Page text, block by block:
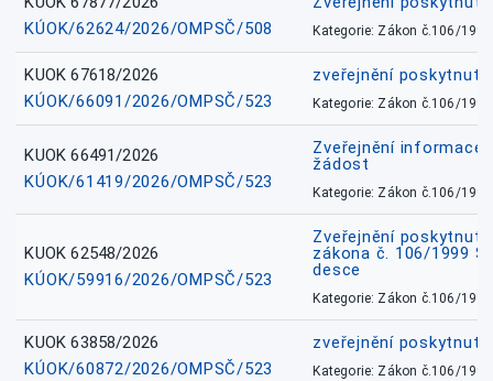
KÚOK/62624/2026/OMPSČ/508
Kategorie: Zákon č.106/1999
KUOK 67618/2026
KÚOK/66091/2026/OMPSČ/523
zveřejnění
Kategorie: Zákon č.106/1999
KUOK 66491/2026
KÚOK/61419/2026/OMPSČ/523
Zveřejnění informace
žádost
Kategorie: Zákon č.106/1999
KUOK 62548/2026
KÚOK/59916/2026/OMPSČ/523
Zveřejnění
zákona č. 106/1999
desce
Kategorie: Zákon č.106/1999
KUOK 63858/2026
KÚOK/60872/2026/OMPSČ/523
zveřejnění
Kategorie: Zákon č.106/1999